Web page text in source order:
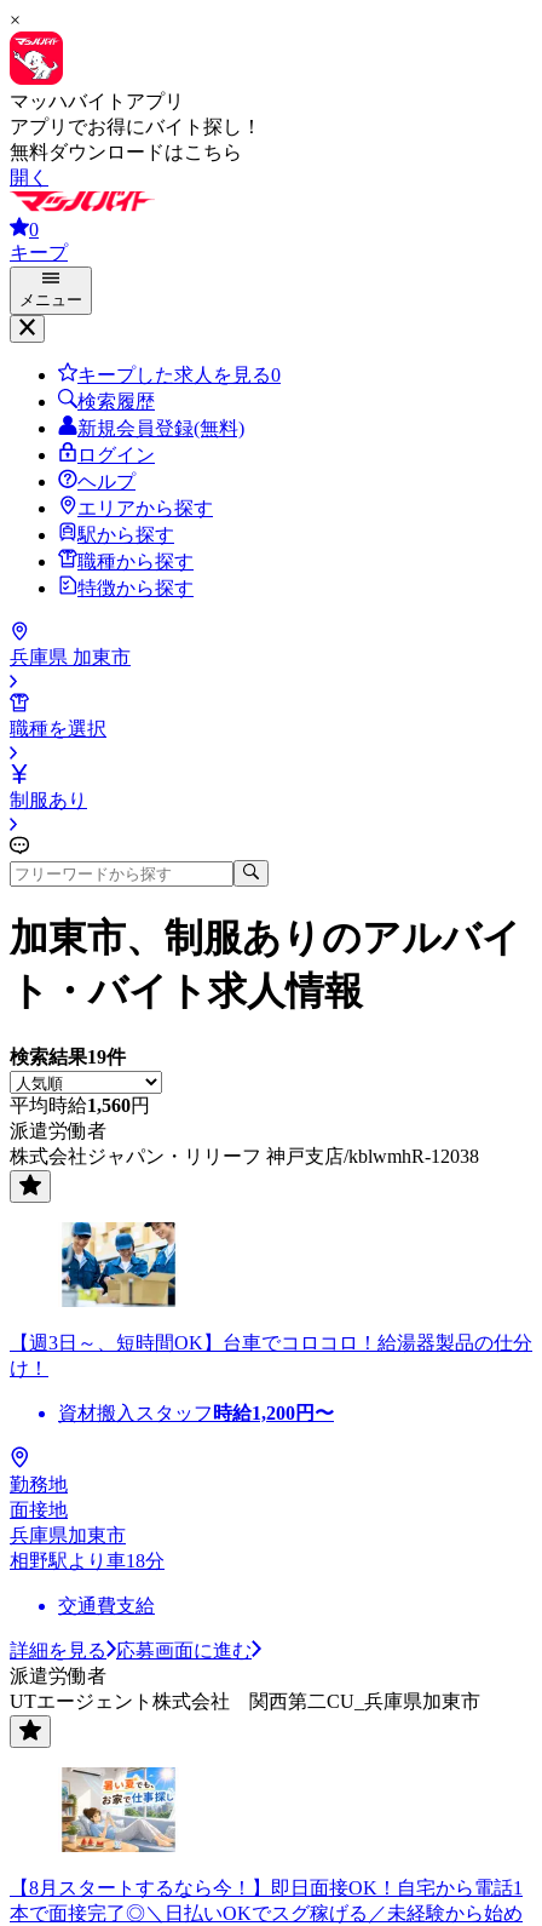
×
マッハバイトアプリ
アプリでお得にバイト探し！
無料ダウンロードはこちら
開く
0
キープ
メニュー
キープした求人を見る0
検索履歴
新規会員登録(無料)
ログイン
ヘルプ
エリアから探す
駅から探す
職種から探す
特徴から探す
兵庫県 加東市
職種を選択
制服あり
加東市、制服あり のアルバイ
ト・バイト求人情報
検索結果19件
平均時給1,560円
派遣労働者
株式会社ジャパン・リリーフ 神戸支店/kblwmhR-12038
【週3日～、短時間OK】台車でコロコロ！給湯器製品の仕分
け！
資材搬入スタッフ 時給1,200円〜
勤務地
面接地
兵庫県加東市
相野駅より車18分
交通費支給
詳細を見る
応募画面に進む
派遣労働者
UTエージェント株式会社 関西第二CU_兵庫県加東市
【8月スタートするなら今！】即日面接OK！自宅から電話1
本で面接完了◎＼日払いOKでスグ稼げる／未経験から始め